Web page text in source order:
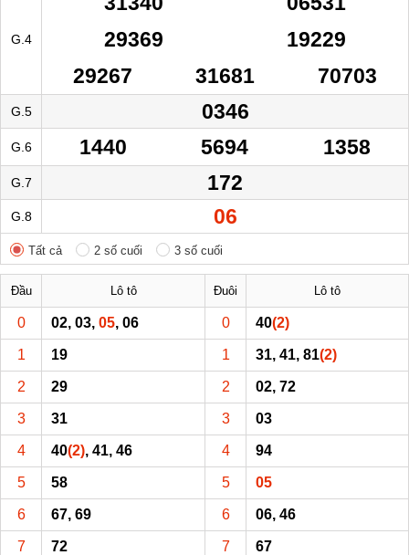
G.4
29369
19229
29267
31681 70703
G.5 0346
G.6 1440 5694 1358
G.7 172
G.8 06
Tất cả 2 số cuối 3 số cuối
Đầu Lô tô Đuôi Lô tô
0 02, 03, 05, 06 0 40(2)
1 19 1 31, 41, 81(2)
2 29 2 02, 72
3 31 3 03
4 40(2), 41, 46 4 94
5 58 5 05
6 67, 69 6 06, 46
7 72 7 67